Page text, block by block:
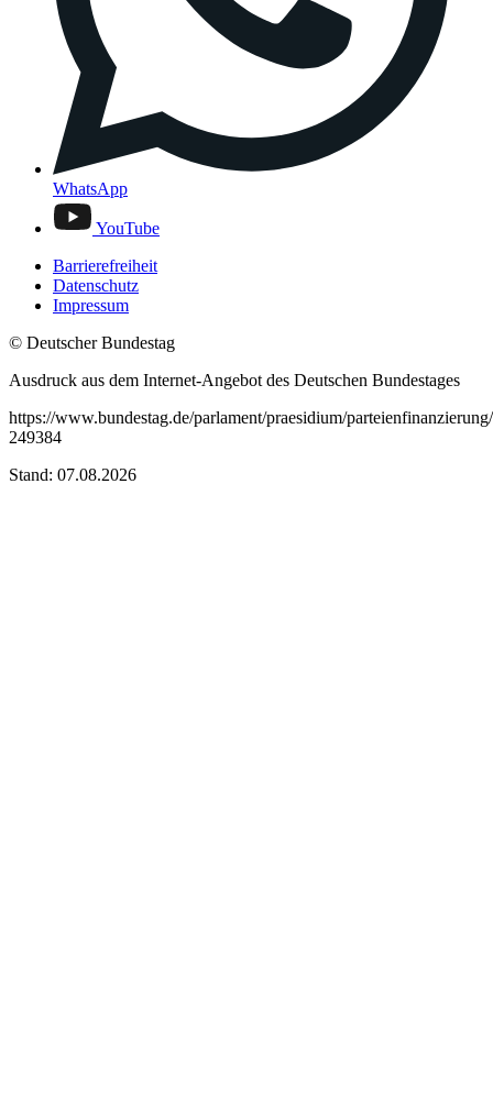
WhatsApp
YouTube
Barrierefreiheit
Datenschutz
Impressum
© Deutscher Bundestag
Ausdruck aus dem Internet-Angebot des Deutschen Bundestages
https://www.bundestag.de/parlament/praesidium/
249384
Stand: 07.08.2026